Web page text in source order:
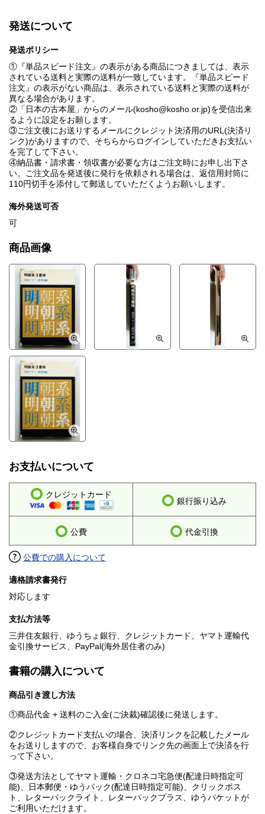
第2部 ディテールの表情/線と太さ
ディテールの形はイメージを決定づける
2 ディテールの展開例
アローエース
リネア
ミヤケアロー
3 有機的な線か幾何学的な線か 書体の有機度分布図
4 グリッドに拘束されるか、自由か 書体のグリッド拘束度分布図
5太さ 読むためには細く、見るためには太く 書体の太さと文字の
大小と、用途の関係
6太さの比率(横線と太線の太さ比)
7字形を変形させる 平体·長体·斜体
第3部 明朝系3書体
〈見出し明朝体·太明朝体·中細明朝体〉
数字
カタカナ
漢字
カ行
タ行
ナ行
ハ行
マ行
ヤ行
ワ行
発送について
発送ポリシー
①『単品スピード注文』の表示がある商品につきましては、表示
されている送料と実際の送料が一致しています。『単品スピード
注文』の表示がない商品は、表示されている送料と実際の送料が
異なる場合があります。
②「日本の古本屋」からのメール(kosho@kosho.or.jp)を受信出来
るように設定をお願します。
③ご注文後にお送りするメールにクレジット決済用のURL(決済リ
ンク)がありますので、そちらからログインしていただきお支払い
を完了して下さい。
④納品書・請求書・領収書が必要な方はご注文時にお申し出下さ
い。ご注文品を発送後に発行を依頼される場合は、返信用封筒に
110円切手を添付して郵送していただくようお願いします。
海外発送可否
可
商品画像
お支払いについて
クレジットカード
銀行振り込み
公費 代金引換
公費での購入について
適格請求書発行
対応します
支払方法等
三井住友銀行、ゆうちょ銀行、クレジットカード、ヤマト運輸代
金引換サービス、PayPal(海外居住者のみ)
書籍の購入について
商品引き渡し方法
①商品代金 + 送料のご入金(ご決裁)確認後に発送します。
②クレジットカード支払いの場合、決済リンクを記載したメール
をお送りしますので、お客様自身でリンク先の画面上で決済を行
って下さい。
③発送方法としてヤマト運輸・クロネコ宅急便(配達日時指定可
能)、日本郵便・ゆうパック(配達日時指定可能)、クリックポス
ト、レターパックライト、レターパックプラス、ゆうパケットが
ご利用いただけます。